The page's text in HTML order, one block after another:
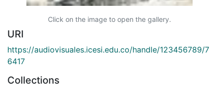
Click on the image to open the gallery.
URI
https://audiovisuales.icesi.edu.co/handle/123456789/7
6417
Collections